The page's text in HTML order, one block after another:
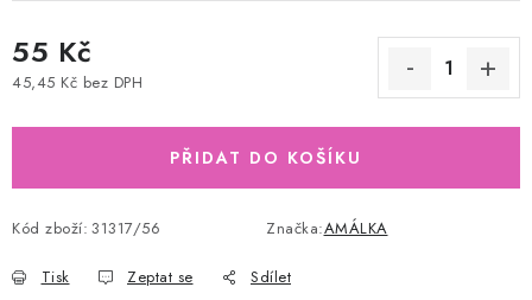
55 Kč
45,45 Kč bez DPH
PŘIDAT DO KOŠÍKU
Kód zboží: 31317/56 Značka:AMÁLKA
Tisk Zeptat se Sdílet